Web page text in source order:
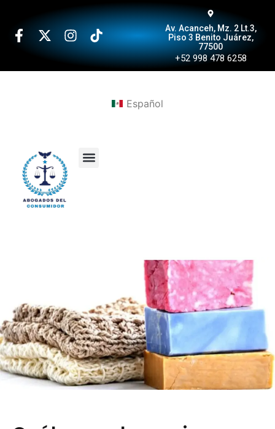
Av. Acanceh, Mz. 2 Lt.3,
Piso 3 Benito Juárez,
77500
+52 998 478 6258
Español